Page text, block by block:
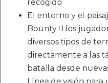
recogido
El entorno y el
Bounty II los
diversos tipos de
directamente a las
batalla desde